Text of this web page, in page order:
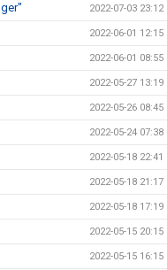
2022-07-03 23:12
2022-06-01 12:15
2022-06-01 08:55
2022-05-27 13:19
2022-05-26 08:45
2022-05-24 07:38
2022-05-18 22:41
2022-05-18 21:17
2022-05-18 17:19
2022-05-15 20:15
2022-05-15 16:15